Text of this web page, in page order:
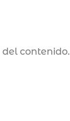
contenido.